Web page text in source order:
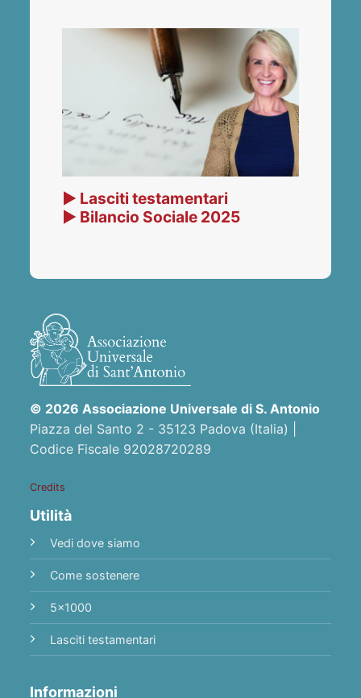
▶ Lasciti testamentari
▶ Bilancio Sociale 2025
© 2026 Associazione Universale di S. Antonio
Piazza del Santo 2 - 35123 Padova (Italia) |
Codice Fiscale 92028720289
Credits
Utilità
Vedi dove siamo
Come sostenere
5x1000
Lasciti testamentari
Informazioni